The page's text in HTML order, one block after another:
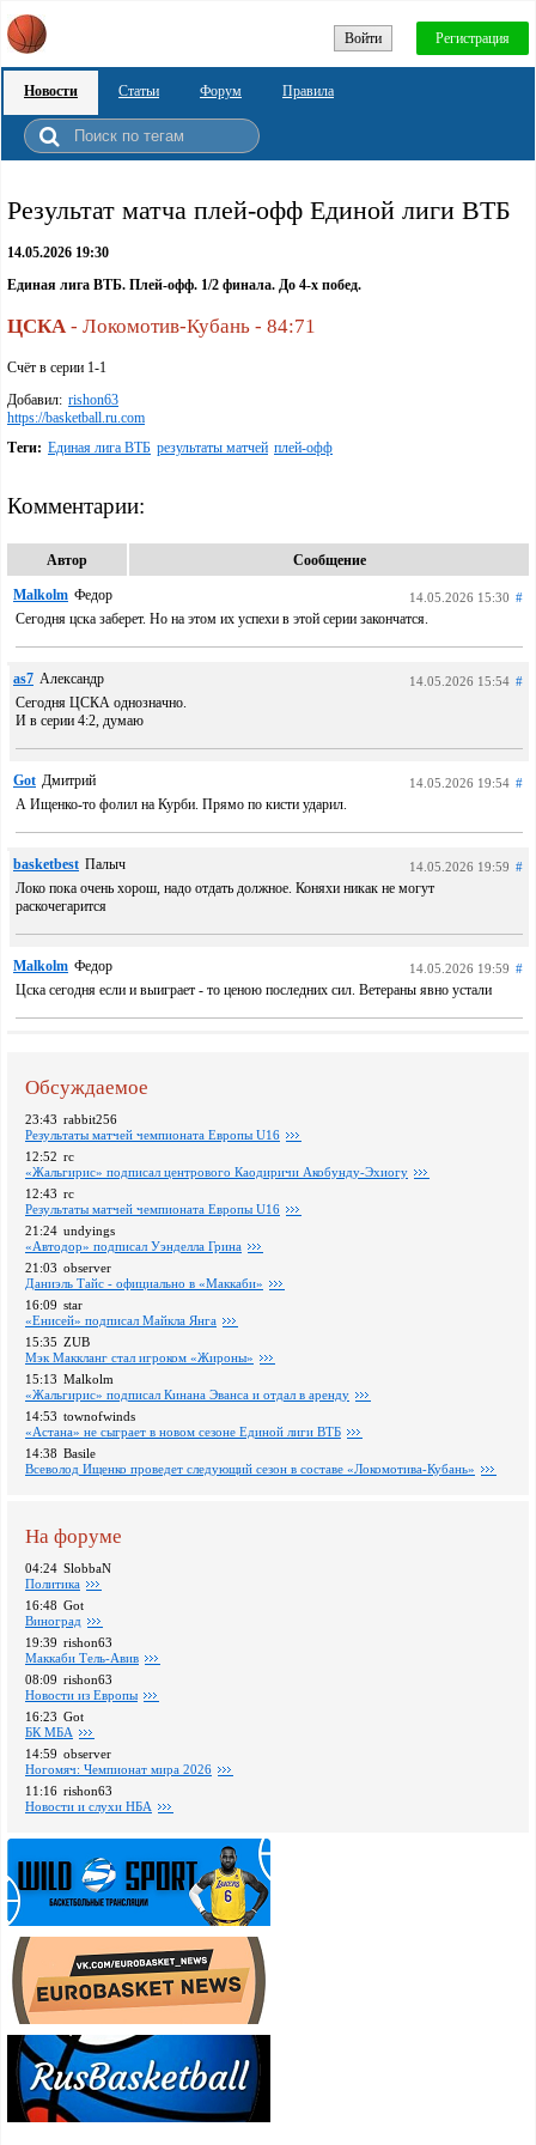
Войти Регистрация
Новости Статьи Форум Правила
Результат матча плей-офф Единой лиги ВТБ
14.05.2026 19:30
Единая лига ВТБ. Плей-офф. 1/2 финала. До 4-х побед.
ЦСКА - Локомотив-Кубань - 84:71
Счёт в серии 1-1
Добавил: rishon63
https://basketball.ru.com
Теги: Единая лига ВТБ результаты матчей плей-офф
Комментарии:
Автор Сообщение
Malkolm Федор 14.05.2026 15:30 #
Сегодня цска заберет. Но на этом их успехи в этой серии закончатся.
as7 Александр 14.05.2026 15:54 #
Сегодня ЦСКА однозначно.
И в серии 4:2, думаю
Got Дмитрий 14.05.2026 19:54 #
А Ищенко-то фолил на Курби. Прямо по кисти ударил.
basketbest Палыч 14.05.2026 19:59 #
Локо пока очень хорош, надо отдать должное. Коняхи никак не могут
раскочегарится
Malkolm Федор 14.05.2026 19:59 #
Цска сегодня если и выиграет - то ценою последних сил. Ветераны явно устали
Обсуждаемое
23:43 rabbit256
Pезультаты матчей чемпионата Европы U16
12:52 rc
«Жальгирис» подписал центрового Каодиричи Акобунду-Эхиогу
12:43 rc
Pезультаты матчей чемпионата Европы U16
21:24 undyings
«Автодор» подписал Уэнделла Грина
21:03 observer
Даниэль Тайс - официально в «Маккаби»
16:09 star
«Енисей» подписал Майкла Янга
15:35 ZUB
Мэк Маккланг стал игроком «Жироны»
15:13 Malkolm
«Жальгирис» подписал Кинана Эванса и отдал в аренду
14:53 townofwinds
«Астана» не сыграет в новом сезоне Единой лиги ВТБ
14:38 Basile
Всеволод Ищенко проведет следующий сезон в составе «Локомотива-Кубань»
На форуме
04:24 SlobbaN
Политика
16:48 Got
Виноград
19:39 rishon63
Маккаби Тель-Авив
08:09 rishon63
Новости из Европы
16:23 Got
БК МБА
14:59 observer
Ногомяч: Чемпионат мира 2026
11:16 rishon63
Новости и слухи НБА